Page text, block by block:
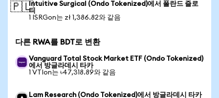
🇵🇱Intuitive Surgical (Ondo Tokenized)에서 폴란드 즐로
티
1 ISRGon는 zł 1,386.82와 같음
다른 RWA를 BDT로 변환
Vanguard Total Stock Market ETF (Ondo Tokenized)
에서 방글라데시 타카
1 VTIon는 ৳47,318.89와 같음
Lam Research (Ondo Tokenized)에서 방글라데시 타카